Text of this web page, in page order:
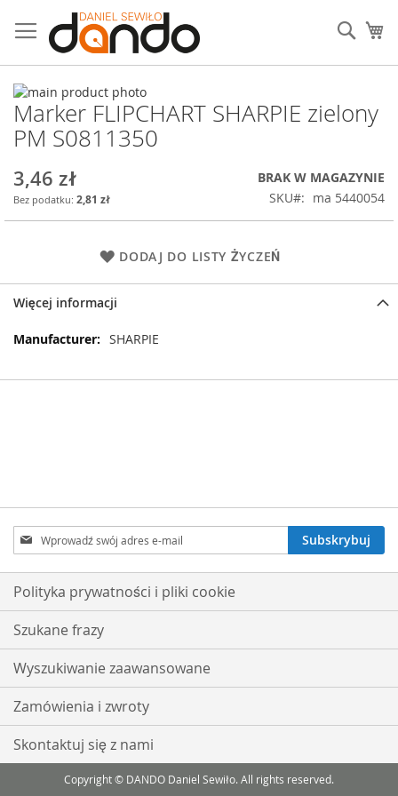
do
treści
Przejdź
na
koniec
galerii
Przejdź
na
początek
Marker FLIPCHART SHARPIE zielony
PM S0811350
3,46 zł
2,81 zł
BRAK W MAGAZYNIE
SKU
ma 5440054
DODAJ DO LISTY ŻYCZEŃ
Więcej informacji
Więcej
SHARPIE
Subskrybuj
nasz
newsletter:
Subskrybuj
Polityka prywatności i pliki cookie
Szukane frazy
Wyszukiwanie zaawansowane
Zamówienia i zwroty
Skontaktuj się z nami
Copyright © DANDO Daniel Sewiło. All rights reserved.